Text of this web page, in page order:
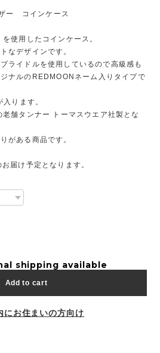
ー コインケース
使用したコインケース。
なデザインです。
ライドルを使用しているので高級感も
ナルのREDMOONネーム入りタイプで
ります。
舗タンナー トーマスウエア社製とな
がある商品です。
届け予定となります。
shipping available
Add to cart
にお住まいの方向け